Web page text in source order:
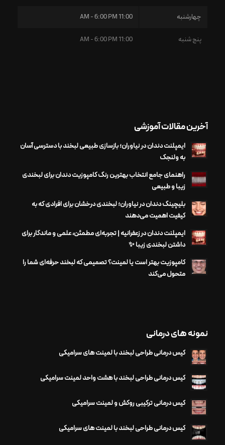
چهارشنبه 11:00 AM - 6:00 PM
پنج شنبه 11:00 AM - 6:00 PM
آخرین مقالات آموزشی
ایمپلنت دندان در نیاوران؛ بازسازی طبیعی لبخند با دسترسی آسان
به ولنجک
راهنمای جامع انتخاب بهترین رنگ کامپوزیت دندان برای لبخندی
زیبا و طبیعی
بلیچینگ دندان در نیاوران؛ لبخندی درخشان برای افرادی که به
کیفیت اهمیت می‌دهند
ایمپلنت دندان در زعفرانیه | تجربه‌ای مطمئن، علمی و ماندگار برای
داشتن لبخندی زیبا ✨
کامپوزیت بهتر است یا لمینت؟ تصمیمی که لبخند حرفه‌ای شما را
متحول می‌کند
نمونه های درمانی
کیس درمانی طراحی لبخند با لمینت های سرامیکی
کیس درمانی طراحی لبخند با هشت واحد لمینت سرامیکی
کیس درمانی ترکیبی روکش و لمینت سرامیکی
کیس درمانی طراحی لبخند با لمینت های سرامیکی